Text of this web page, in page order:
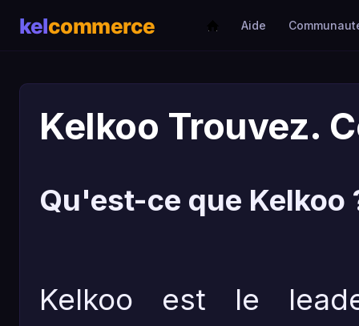
Aide
Kelkoo Trouvez.
Qu'est-ce que Kelkoo
Kelkoo est le